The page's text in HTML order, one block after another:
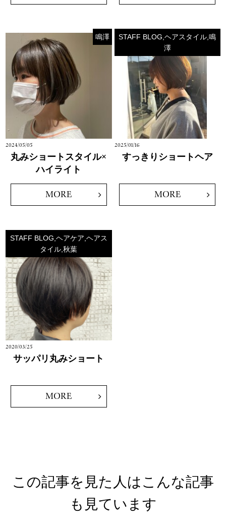
鳴澤
2024/05/05
丸みショートスタイル×
ハイライト
MORE
STAFF BLOG,ヘアスタイル,鳴
澤
2025/01/16
すっきりショートヘア
MORE
STAFF BLOG,ヘアケア,ヘアス
タイル,秋葉
2020/03/25
サッパリ丸みショート
MORE
この記事を見た人はこんな記事
も見ています